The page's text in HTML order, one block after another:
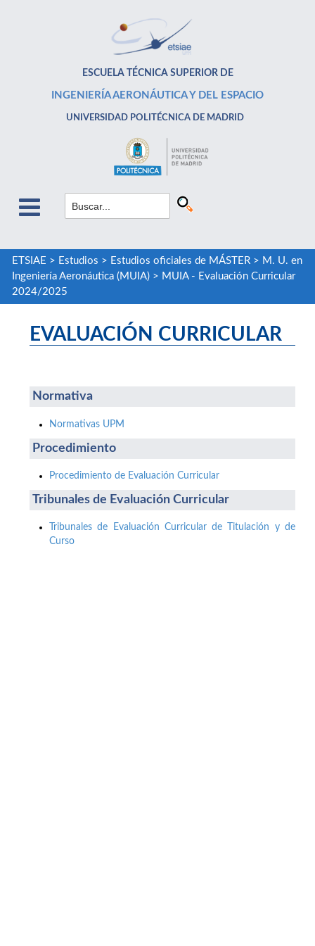
ESCUELA TÉCNICA SUPERIOR DE
INGENIERÍA AERONÁUTICA Y DEL ESPACIO
UNIVERSIDAD POLITÉCNICA DE MADRID
ETSIAE > Estudios > Estudios oficiales de MÁSTER> M. U. en
Ingeniería Aeronáutica (MUIA)> MUIA - Evaluación Curricular
2024/2025
EVALUACIÓN CURRICULAR
Normativa
Normativas UPM
Procedimiento
Procedimiento de Evaluación Curricular
Tribunales de Evaluación Curricular
Tribunales de Evaluación Curricular de Titulación y de
Curso